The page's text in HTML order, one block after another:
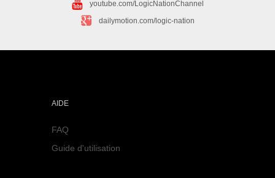
youtube.com/LogicNationChannel
dailymotion.com/logic-nation
AIDE
FAQ
Guide d'utilisation